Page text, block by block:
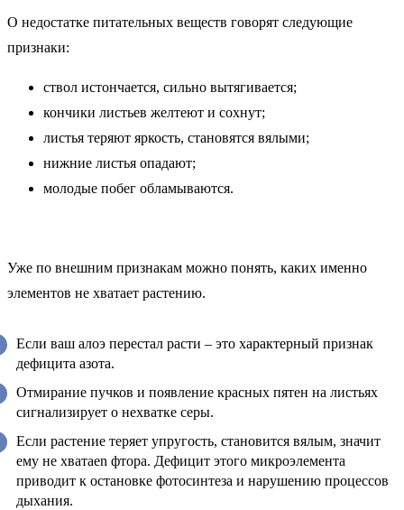
О недостатке питательных веществ говорят следующие
признаки:
ствол истончается, сильно вытягивается;
кончики листьев желтеют и сохнут;
листья теряют яркость, становятся вялыми;
нижние листья опадают;
молодые побег обламываются.
Уже по внешним признакам можно понять, каких именно
элементов не хватает растению.
Если ваш алоэ перестал расти – это характерный признак
дефицита азота.
Отмирание пучков и появление красных пятен на листьях
сигнализирует о нехватке серы.
Если растение теряет упругость, становится вялым, значит
ему не хватаеn фтора. Дефицит этого микроэлемента
приводит к остановке фотосинтеза и нарушению процессов
дыхания.